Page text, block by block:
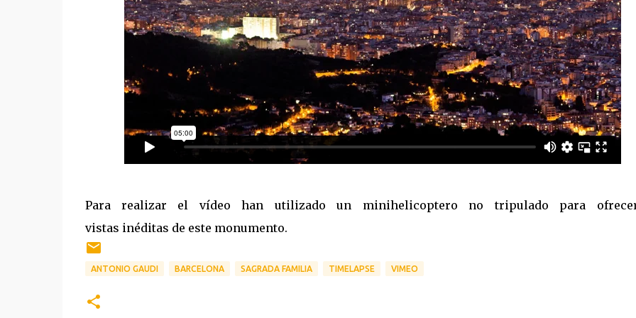
Para realizar el vídeo han utilizado un minihelicoptero no tripulado para
vistas inéditas de este monumento.
ANTONIO GAUDI BARCELONA SAGRADA FAMILIA TIMELAPSE VIMEO